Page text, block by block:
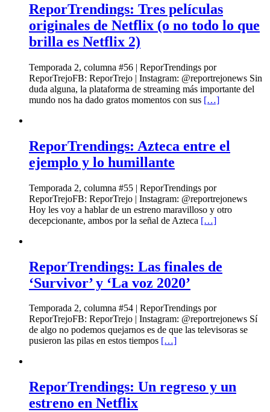
ReporTrendings: Tres películas
originales de Netflix (o no todo lo que
brilla es Netflix 2)
Temporada 2, columna #56 | ReporTrendings por
ReporTrejoFB: ReporTrejo | Instagram: @reportrejonews Sin
duda alguna, la plataforma de streaming más importante del
mundo nos ha dado gratos momentos con sus […]
ReporTrendings: Azteca entre el
ejemplo y lo humillante
Temporada 2, columna #55 | ReporTrendings por
ReporTrejoFB: ReporTrejo | Instagram: @reportrejonews
Hoy les voy a hablar de un estreno maravilloso y otro
decepcionante, ambos por la señal de Azteca […]
ReporTrendings: Las finales de
‘Survivor’ y ‘La voz 2020’
Temporada 2, columna #54 | ReporTrendings por
ReporTrejoFB: ReporTrejo | Instagram: @reportrejonews Sí
de algo no podemos quejarnos es de que las televisoras se
pusieron las pilas en estos tiempos […]
ReporTrendings: Un regreso y un
estreno en Netflix